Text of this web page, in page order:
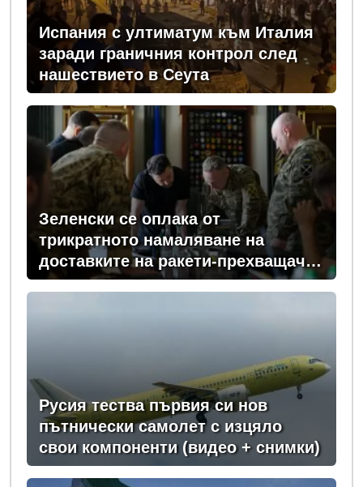
Испания с ултиматум към Италия
заради граничния контрол след
нашествието в Сеута
Зеленски се оплака от
трикратното намаляване на
доставките на ракети-прехващачи
от Запада за Киев
Русия тества първия си нов
пътнически самолет с изцяло
свои компоненти (видео + снимки)